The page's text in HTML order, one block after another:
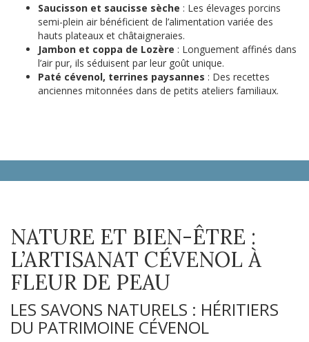
Saucisson et saucisse sèche : Les élevages porcins
semi-plein air bénéficient de l’alimentation variée des
hauts plateaux et châtaigneraies.
Jambon et coppa de Lozère : Longuement affinés dans
l’air pur, ils séduisent par leur goût unique.
Paté cévenol, terrines paysannes : Des recettes
anciennes mitonnées dans de petits ateliers familiaux.
NATURE ET BIEN-ÊTRE :
L’ARTISANAT CÉVENOL À
FLEUR DE PEAU
LES SAVONS NATURELS : HÉRITIERS
DU PATRIMOINE CÉVENOL